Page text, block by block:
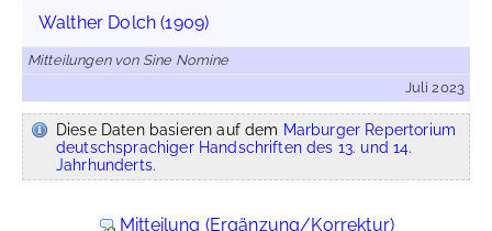
Walther Dolch (1909)
Mitteilungen von Sine Nomine
Juli 2023
Diese Daten basieren auf dem Marburger Repertorium
deutschsprachiger Handschriften des 13. und 14.
Jahrhunderts.
Mitteilung (Ergänzung/Korrektur)